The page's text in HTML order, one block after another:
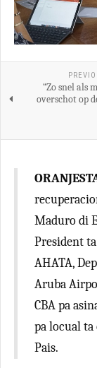
“Zo snel als
overschot op
Maduro di
President
AHATA,
Aruba
CBA pa
pa locual
Pais.